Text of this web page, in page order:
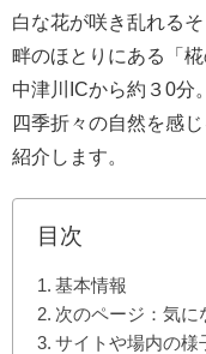
白な花が咲き乱れるそ
畔のほとりにある「
中津川ICから約３0分。
四季折々の自然を感
紹介します。
目次
基本情報
次のページ：気に
サイトや場内の様